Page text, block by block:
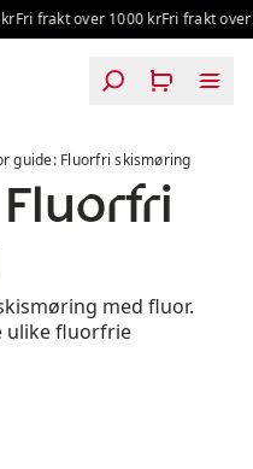
frakt over 1000 krFri frakt over
guide: Fluorfri skismøring
med fluor.
ulike fluorfrie